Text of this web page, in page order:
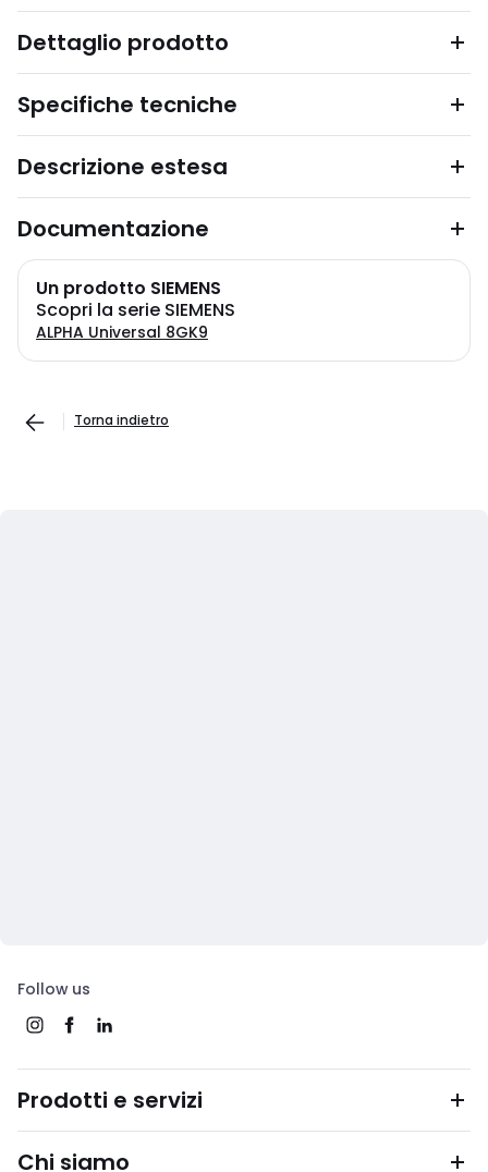
Dettaglio prodotto
Specifiche tecniche
Descrizione estesa
Documentazione
Un prodotto SIEMENS
Scopri la serie SIEMENS
ALPHA Universal 8GK9
Torna indietro
Follow us
Prodotti e servizi
Chi siamo